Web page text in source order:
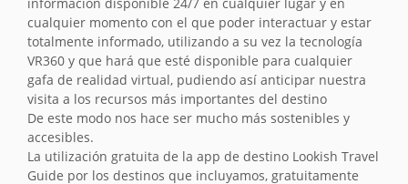
cualquier momento con el que poder interactuar y estar
totalmente informado, utilizando a su vez la tecnología
VR360 y que hará que esté disponible para cualquier
gafa de realidad virtual, pudiendo así anticipar nuestra
visita a los recursos más importantes del destino
De este modo nos hace ser mucho más sostenibles y
accesibles.
La utilización gratuita de la app de destino Lookish Travel
Guide por los destinos que incluyamos, gratuitamente